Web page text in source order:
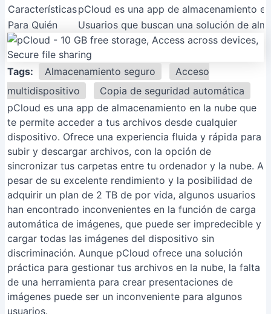
CaracterísticaspCloud es una app de almacenamiento
Para Quién
Usuarios que buscan una solución de
Tags: Almacenamiento seguro
Acceso
multidispositivo
Copia de seguridad automática
pCloud es una app de almacenamiento en la nube que
te permite acceder a tus archivos desde cualquier
dispositivo. Ofrece una experiencia fluida y rápida para
subir y descargar archivos, con la opción de
sincronizar tus carpetas entre tu ordenador y la nube. A
pesar de su excelente rendimiento y la posibilidad de
adquirir un plan de 2 TB de por vida, algunos usuarios
han encontrado inconvenientes en la función de carga
automática de imágenes, que puede ser impredecible y
cargar todas las imágenes del dispositivo sin
discriminación. Aunque pCloud ofrece una solución
práctica para gestionar tus archivos en la nube, la falta
de una herramienta para crear presentaciones de
imágenes puede ser un inconveniente para algunos
usuarios.